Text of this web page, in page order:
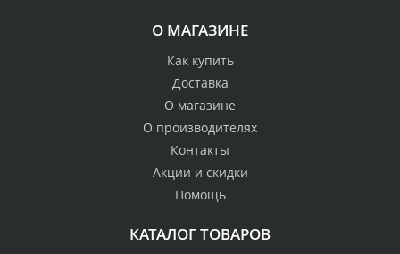
О МАГАЗИНЕ
Как купить
Доставка
О магазине
О производителях
Контакты
Акции и скидки
Помощь
КАТАЛОГ ТОВАРОВ